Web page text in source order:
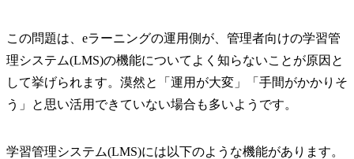
この問題は、eラーニングの運用側が、管理者向けの学習管
理システム(LMS)の機能についてよく知らないことが原因と
して挙げられます。漠然と「運用が大変」「手間がかかりそ
う」と思い活用できていない場合も多いようです。
学習管理システム(LMS)には以下のような機能があります。